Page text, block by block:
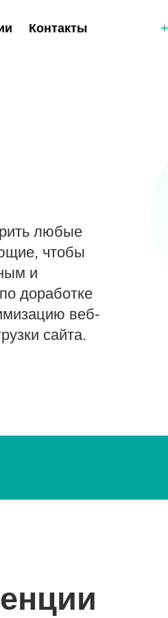
Контакты
любые
чтобы
и
доработке
веб-
сайта.